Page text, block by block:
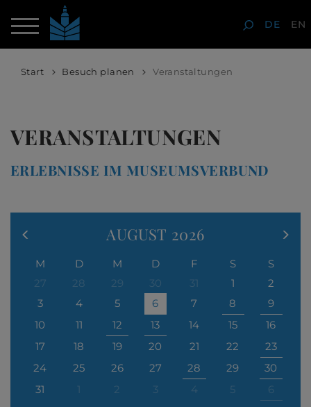
DE EN
Start Besuch planen Veranstaltungen
VERANSTALTUNGEN
ERLEBNISSE IM MUSEUMSVERBUND
AUGUST 2026
M D M D F S
S
27
28 29 30 31 1
2
3
4 5 6 7 8
9
10
11 12 13 14 15
16
17
18 19 20 21 22
23
24
25 26 27 28 29
30
31
1 2 3 4 5 6